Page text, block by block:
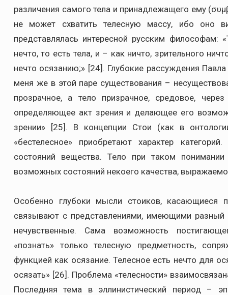
различения самого тела и принадлежащего ему
не может схватить телесную массу, ибо оно
представлялась интересной русским
нечто, то есть тела, и – как ничто, зрительного
нечто осязанию;» [24]. Глубокие рассуждения
меня же в этой паре существования –
прозрачное, а тело призрачное, средовое,
определяющее акт зрения и делающее его
зрении» [25]. В концепции Стои (как в
«бестелесное» приобретают характер
состояний вещества. Тело при таком
возможных состояний некоего качества,
Особенно глубоки мысли стоиков, касающиеся
связывают с представлениями, имеющими разный
нечувственные. Сама возможность
«познать» только телесную предметность,
функцией как осязание. Телесное есть нечто для
осязать» [26]. Проблема «телесности»
Последняя тема в эллинистический период –